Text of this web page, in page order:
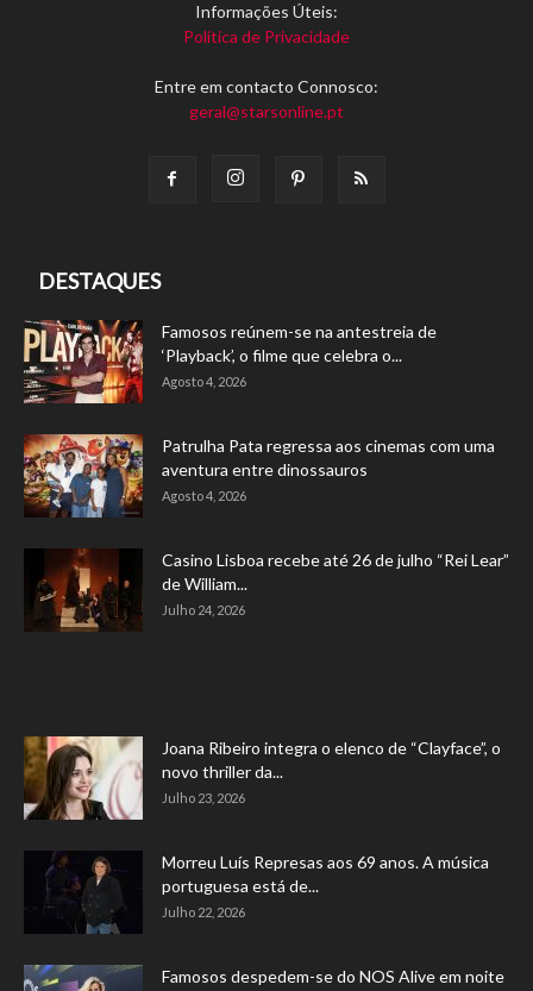
Informações Úteis:
Política de Privacidade
Entre em contacto Connosco:
geral@starsonline.pt
DESTAQUES
Famosos reúnem-se na antestreia de
‘Playback’, o filme que celebra o...
Agosto 4, 2026
Patrulha Pata regressa aos cinemas com uma
aventura entre dinossauros
Agosto 4, 2026
Casino Lisboa recebe até 26 de julho “Rei Lear”
de William...
Julho 24, 2026
Joana Ribeiro integra o elenco de “Clayface”, o
novo thriller da...
Julho 23, 2026
Morreu Luís Represas aos 69 anos. A música
portuguesa está de...
Julho 22, 2026
Famosos despedem-se do NOS Alive em noite